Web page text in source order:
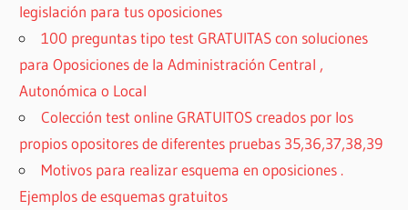
legislación para tus oposiciones
100 preguntas tipo test GRATUITAS con soluciones
para Oposiciones de la Administración Central ,
Autonómica o Local
Colección test online GRATUITOS creados por los
propios opositores de diferentes pruebas 35,36,37,38,39
Motivos para realizar esquema en oposiciones .
Ejemplos de esquemas gratuitos